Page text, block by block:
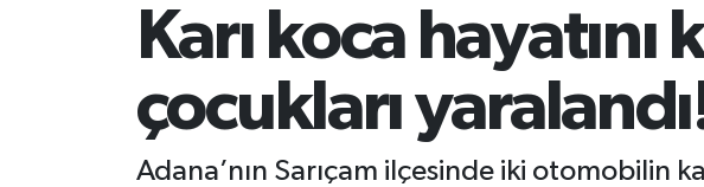
Karı koca
çocukları
Adana’nın Sarıçam ilçesinde iki otomobilin
Gündem
Yunusemre Trafik Yoğunluk Haritası
Süper Lig Puan Durumu ve Fikstür
Tüm Manşetler